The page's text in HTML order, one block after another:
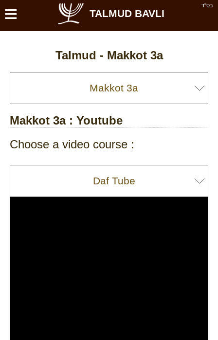
בס''ד ≡ TALMUD BAVLI
Talmud - Makkot 3a
Makkot 3a: Youtube
Choose a video course :